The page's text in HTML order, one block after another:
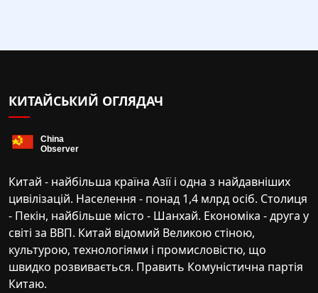
КИТАЙСЬКИЙ ОГЛЯДАЧ
Китай - найбільша країна Азії і одна з найдавніших
цивілізацій. Населення - понад 1,4 млрд осіб. Столиця
- Пекін, найбільше місто - Шанхай. Економіка - друга у
світі за ВВП. Китай відомий Великою стіною,
культурою, технологіями і промисловістю, що
швидко розвивається. Править Комуністична партія
Китаю.